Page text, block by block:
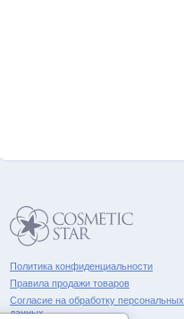
Политика конфиденциальности
Правила продажи товаров
Согласие на обработку персональных
данных